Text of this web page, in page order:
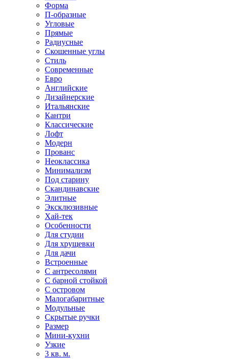
Форма
П-образные
Угловые
Прямые
Радиусные
Скошенные углы
Стиль
Современные
Евро
Английские
Дизайнерские
Итальянские
Кантри
Классические
Лофт
Модерн
Прованс
Неоклассика
Минимализм
Под старину
Скандинавские
Элитные
Эксклюзивные
Хай-тек
Особенности
Для студии
Для хрущевки
Для дачи
Встроенные
С антресолями
С барной стойкой
С островом
Малогабаритные
Модульные
Скрытые ручки
Размер
Мини-кухни
Узкие
3 кв. м.